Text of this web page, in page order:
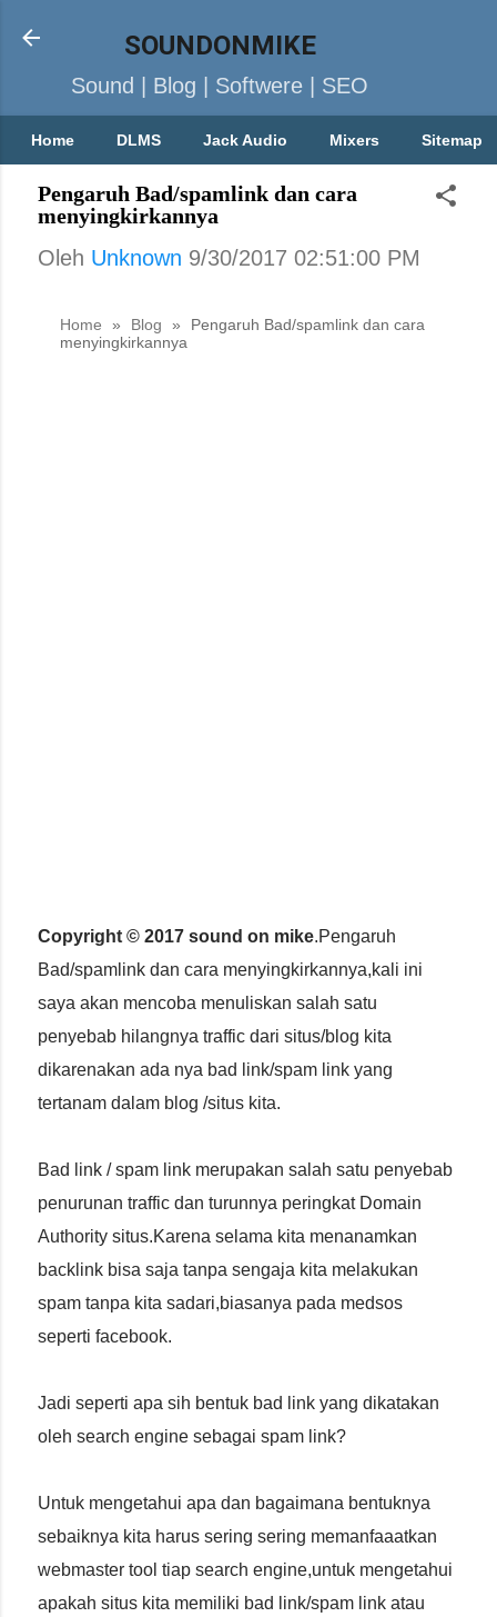
SOUNDONMIKE
Sound | Blog | Softwere | SEO
Home DLMS Jack Audio Mixers Sitemap
Pengaruh Bad/spamlink dan cara
menyingkirkannya
Oleh Unknown 9/30/2017 02:51:00 PM
Home » Blog »
Pengaruh Bad/spamlink dan cara
menyingkirkannya
Copyright © 2017 sound on mike.Pengaruh
Bad/spamlink dan cara menyingkirkannya,kali ini
saya akan mencoba menuliskan salah satu
penyebab hilangnya traffic dari situs/blog kita
dikarenakan ada nya bad link/spam link yang
tertanam dalam blog /situs kita.
Bad link / spam link merupakan salah satu penyebab
penurunan traffic dan turunnya peringkat Domain
Authority situs.Karena selama kita menanamkan
backlink bisa saja tanpa sengaja kita melakukan
spam tanpa kita sadari,biasanya pada medsos
seperti facebook.
Jadi seperti apa sih bentuk bad link yang dikatakan
oleh search engine sebagai spam link?
Untuk mengetahui apa dan bagaimana bentuknya
sebaiknya kita harus sering sering memanfaaatkan
webmaster tool tiap search engine,untuk mengetahui
apakah situs kita memiliki bad link/spam link atau